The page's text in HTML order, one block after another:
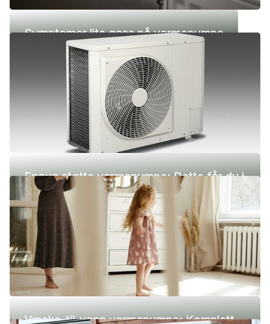
Symptomer lite gass på varmepumpe
Enova støtte varmepumpe: Dette får du i
2026
Væske-til-vann varmepumpe: Komplett